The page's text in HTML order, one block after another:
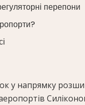
перепони
у напрямку